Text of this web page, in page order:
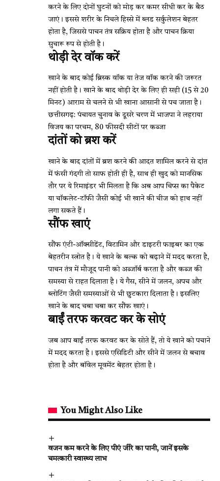
करने के लिए दोनों घुटनों को मोड़ कर कमर सीधी कर के बैठ
जाएं। इससे शरीर के निचले हिस्से में ब्लड सर्कुलेशन बेहतर
होता है, जिससे पाचन तंत्र सक्रिय होता है और पाचन क्रिया
सुचारू रूप से होती है।
थोड़ी देर वॉक करें
खाने के बाद कोई ब्रिस्क वॉक या तेज वॉक करने की जरूरत
नहीं होती है। खाने के बाद थोड़ी देर के लिए ही सही (15 से 20
मिनट) आराम से चलने से भी खाना आसानी से पच जाता है।
छत्तीसगढ़: पंचायत चुनाव के दूसरे चरण में भाजपा ने लहराया
विजय का परचम, 80 फीसदी सीटों पर कब्जा
दांतों को ब्रश करें
खाने के बाद दांतों में ब्रश करने की आदत शामिल करने से दांत
में फंसी गंदगी तो साफ होती ही है, साथ ही खुद को मानसिक
तौर पर ये रिमाइंडर भी मिलता है कि अब आप चिप्स का पैकेट
या चॉकलेट-टॉफी जैसी कोई भी खाने की चीज को हाथ नहीं
लगा सकते हैं।
सौंफ खाएं
सौंफ एंटी-ऑक्सीडेंट, विटामिन और डाइटरी फाइबर का एक
बेहतरीन स्त्रोत है। ये खाने के बल्क को बढ़ाने में मदद करता है,
पाचन तंत्र में मौजूद पानी को अब्जॉर्ब करता है और कब्ज की
समस्या से राहत दिलाता है। ये गैस, सीने में जलन, अपच और
ब्लोटिंग जैसी समस्याओं से भी छुटकारा दिलाता है। इसलिए
खाने के बाद चबा चबा कर सौंफ खाएं।
बाईं तरफ करवट कर के सोएं
जब आप बाईं तरफ करवट कर के सोते हैं, तो ये खाने को पचाने
में मदद करता है। इससे एसिडिटी और सीने में जलन से बचाव
होता है और बॉवेल मूवमेंट बेहतर होता है।
You Might Also Like
वजन कम करने के लिए पीएं जीरे का पानी, जानें इसके
चमत्कारी स्वास्थ्य लाभ